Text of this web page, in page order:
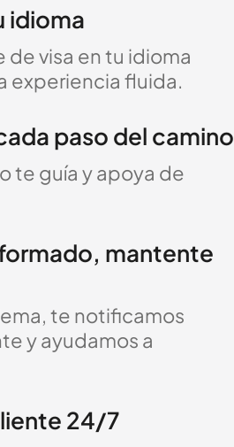
idioma
visa en tu idioma
experiencia fluida.
paso del camino
te guía y apoya de
mantente
te notificamos
y ayudamos a
24/7